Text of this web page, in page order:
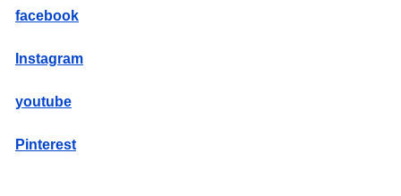
facebook
Instagram
youtube
Pinterest